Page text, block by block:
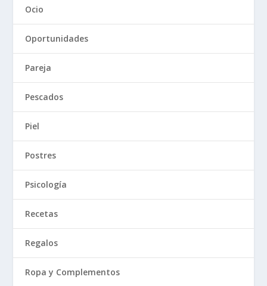
Ocio
Oportunidades
Pareja
Pescados
Piel
Postres
Psicología
Recetas
Regalos
Ropa y Complementos